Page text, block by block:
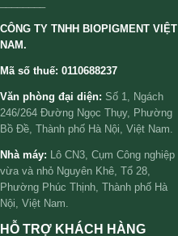
CÔNG TY TNHH BIOPIGMENT VIỆT
NAM.
Mã số thuế: 0110688237
Văn phòng đại diện: Số 1, Ngách
246/264 Đường Ngọc Thụy, Phường
Bồ Đề, Thành phố Hà Nội, Việt Nam.
Nhà máy:
Lô CN3, Cụm Công nghiệp
vừa và nhỏ Nguyên Khê, Tổ 28,
Phường Phúc Thịnh, Thành phố Hà
Nội, Việt Nam.
HỖ TRỢ KHÁCH HÀNG